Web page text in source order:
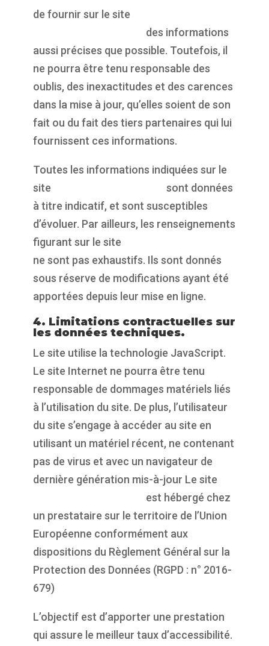
de fournir sur le site
des informations
aussi précises que possible. Toutefois, il
ne pourra être tenu responsable des
oublis, des inexactitudes et des carences
dans la mise à jour, qu’elles soient de son
fait ou du fait des tiers partenaires qui lui
fournissent ces informations.
Toutes les informations indiquées sur le
site
sont données
à titre indicatif, et sont susceptibles
d’évoluer. Par ailleurs, les renseignements
figurant sur le site
ne sont pas exhaustifs. Ils sont donnés
sous réserve de modifications ayant été
apportées depuis leur mise en ligne.
4. Limitations contractuelles sur
les données techniques.
Le site utilise la technologie JavaScript.
Le site Internet ne pourra être tenu
responsable de dommages matériels liés
à l’utilisation du site. De plus, l’utilisateur
du site s’engage à accéder au site en
utilisant un matériel récent, ne contenant
pas de virus et avec un navigateur de
dernière génération mis-à-jour Le site
est hébergé chez
un prestataire sur le territoire de l’Union
Européenne conformément aux
dispositions du Règlement Général sur la
Protection des Données (RGPD : n° 2016-
679)
L’objectif est d’apporter une prestation
qui assure le meilleur taux d’accessibilité.